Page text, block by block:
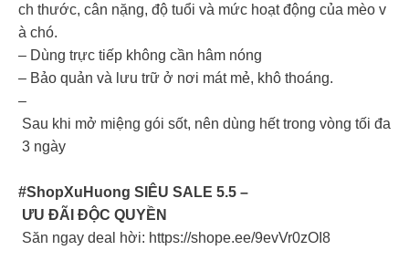
ch thước, cân nặng, độ tuổi và mức hoạt động của mèo v
à chó.
– Dùng trực tiếp không cần hâm nóng
– Bảo quản và lưu trữ ở nơi mát mẻ, khô thoáng.
–
Sau khi mở miệng gói sốt, nên dùng hết trong vòng tối đa
3 ngày
#ShopXuHuong SIÊU SALE 5.5 –
ƯU ĐÃI ĐỘC QUYỀN
Săn ngay deal hời: https://shope.ee/9evVr0zOI8